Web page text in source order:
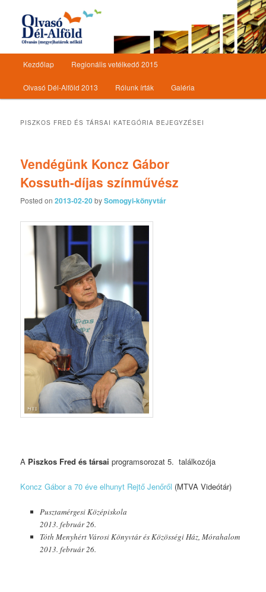
Olvasó Dél-Alföld
Tovább az elsődleges tartalomra
Tovább a másodlagos tartalomra
Kezdőlap Regionális vetélkedő 2015
Olvasó Dél-Alföld 2013 Rólunk írták Galéria
PISZKOS FRED ÉS TÁRSAI KATEGÓRIA BEJEGYZÉSEI
Vendégünk Koncz Gábor
Kossuth-díjas színművész
Posted on2013-02-20bySomogyi-könyvtár
A Piszkos Fred és társai programsorozat 5. találkozója
Koncz Gábor a 70 éve elhunyt Rejtő Jenőről (MTVA Videótár)
Pusztamérgesi Középiskola
2013. február 26.
Tóth Menyhért Városi Könyvtár és Közösségi Ház, Mórahalom
2013. február 26.